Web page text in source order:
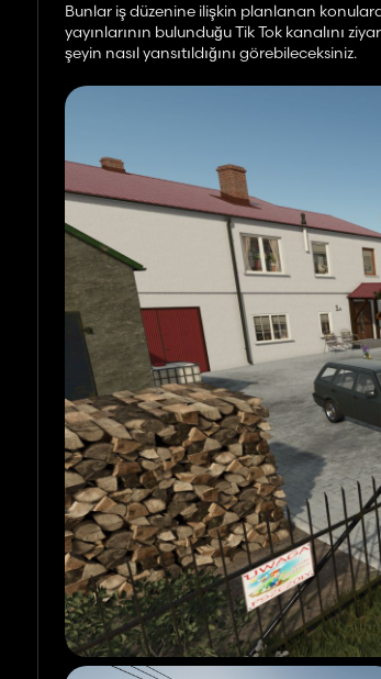
Bunlar iş düzenine ilişkin planlanan
yayınlarının bulunduğu Tik Tok kanalını
şeyin nasıl yansıtıldığını görebileceksiniz.